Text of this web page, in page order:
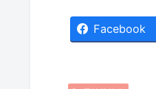
Facebook